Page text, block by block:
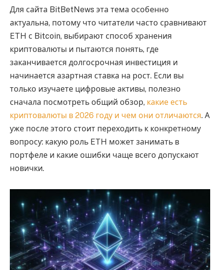
Для сайта BitBetNews эта тема особенно
актуальна, потому что читатели часто сравнивают
ETH с Bitcoin, выбирают способ хранения
криптовалюты и пытаются понять, где
заканчивается долгосрочная инвестиция и
начинается азартная ставка на рост. Если вы
только изучаете цифровые активы, полезно
сначала посмотреть общий обзор, какие есть
криптовалюты в 2026 году и чем они отличаются. А
уже после этого стоит переходить к конкретному
вопросу: какую роль ETH может занимать в
портфеле и какие ошибки чаще всего допускают
новички.